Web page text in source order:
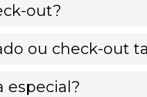
out?
ou check-out
especial?